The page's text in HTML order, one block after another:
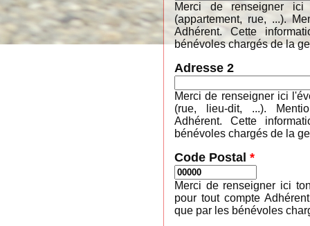
Merci de renseigner
(appartement, rue, ...).
Adhérent. Cette
bénévoles chargés de la
Adresse 2
Merci de renseigner ici
(rue, lieu-dit, ...).
Adhérent. Cette
bénévoles chargés de la
Code Postal *
Merci de renseigner ici
pour tout compte
que par les bénévoles